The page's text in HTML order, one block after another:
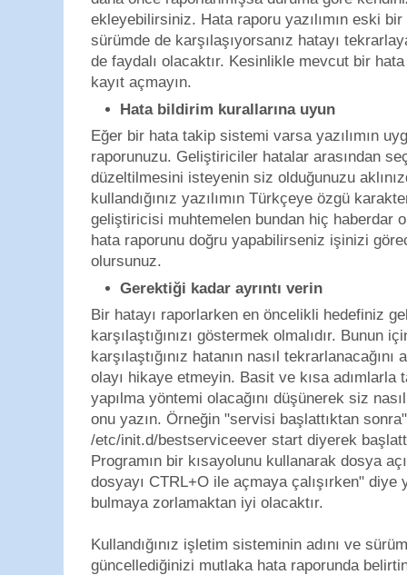
ekleyebilirsiniz. Hata raporu yazılımın eski
sürümde de karşılaşıyorsanız hatayı
de faydalı olacaktır. Kesinlikle mevcut bir
kayıt açmayın.
Hata bildirim kurallarına uyun
Eğer bir hata takip sistemi varsa yazılımın
raporunuzu. Geliştiriciler hatalar arasından
düzeltilmesini isteyenin siz olduğunuzu
kullandığınız yazılımın Türkçeye özgü
geliştiricisi muhtemelen bundan hiç haberdar
hata raporunu doğru yapabilirseniz işinizi
olursunuz.
Gerektiği kadar ayrıntı verin
Bir hatayı raporlarken en öncelikli hedefiniz
karşılaştığınızı göstermek olmalıdır. Bunun
karşılaştığınız hatanın nasıl tekrarlanacağını
olayı hikaye etmeyin. Basit ve kısa
yapılma yöntemi olacağını düşünerek siz
onu yazın. Örneğin "servisi başlattıktan
/etc/init.d/bestserviceever start diyerek
Programın bir kısayolunu kullanarak dosya
dosyayı CTRL+O ile açmaya çalışırken"
bulmaya zorlamaktan iyi olacaktır.
Kullandığınız işletim sisteminin adını ve
güncellediğinizi mutlaka hata raporunda